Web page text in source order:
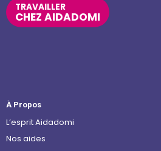
TRAVAILLER
CHEZ AIDADOMI
À Propos
L’esprit Aidadomi
Nos aides